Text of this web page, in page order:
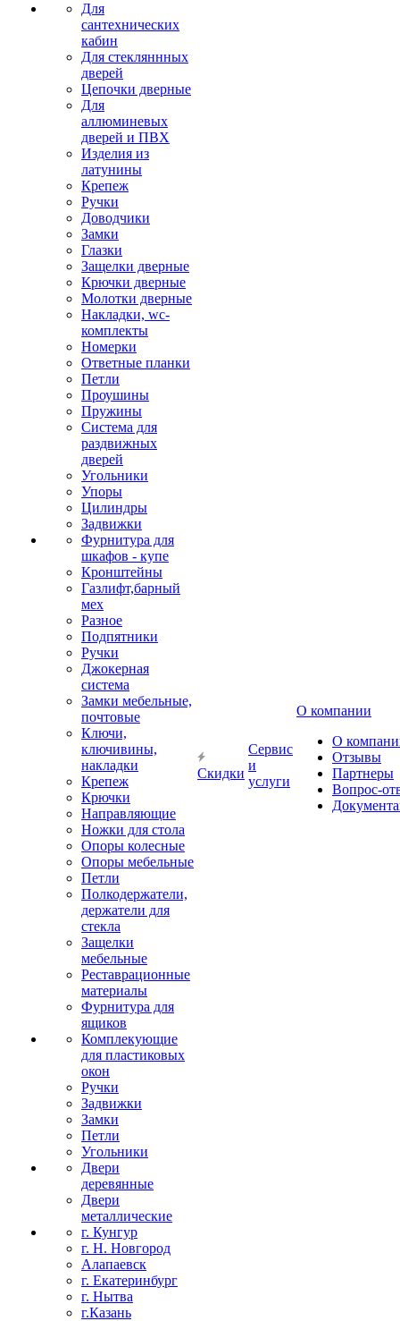
Для
сантехнических
кабин
Для стекляннных
дверей
Цепочки дверные
Для
аллюминевых
дверей и ПВХ
Изделия из
латунины
Крепеж
Ручки
Доводчики
Замки
Глазки
Защелки дверные
Крючки дверные
Молотки дверные
Накладки, wc-
комплекты
Номерки
Ответные планки
Петли
Проушины
Пружины
Система для
раздвижных
дверей
Угольники
Упоры
Цилиндры
Задвижки
Фурнитура для
шкафов - купе
Кронштейны
Газлифт,барный
мех
Разное
Подпятники
Ручки
Джокерная
система
Замки мебельные,
почтовые
Ключи,
ключивины,
накладки
Крепеж
Крючки
Направляющие
Ножки для стола
Опоры колесные
Опоры мебельные
Петли
Полкодержатели,
держатели для
стекла
Защелки
мебельные
Реставрационные
материалы
Фурнитура для
ящиков
Комплекующие
для пластиковых
окон
Ручки
Задвижки
Замки
Петли
Угольники
Двери
деревянные
Двери
металлические
г. Кунгур
г. Н. Новгород
Алапаевск
г. Екатеринбург
г. Нытва
г.Казань
Скидки
Сервис
и
услуги
О компании
О
Отзывы
Партнеры
Вопрос-